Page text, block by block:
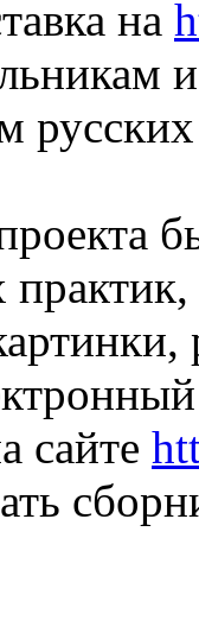
на
сайте